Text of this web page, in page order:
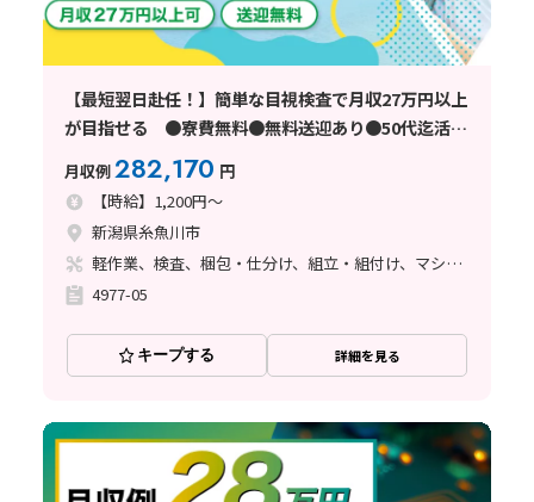
【最短翌日赴任！】簡単な目視検査で月収27万円以上
が目指せる ●寮費無料●無料送迎あり●50代迄活躍
中＜新潟県糸魚川市＞
月収例282,170 円
【時給】1,200円～
新潟県糸魚川市
軽作業、検査、梱包・仕分け、組立・組付け、マシンオペレーター、クリーンルーム、清掃・洗浄、立ち作業
4977-05
キープする 詳細を見る